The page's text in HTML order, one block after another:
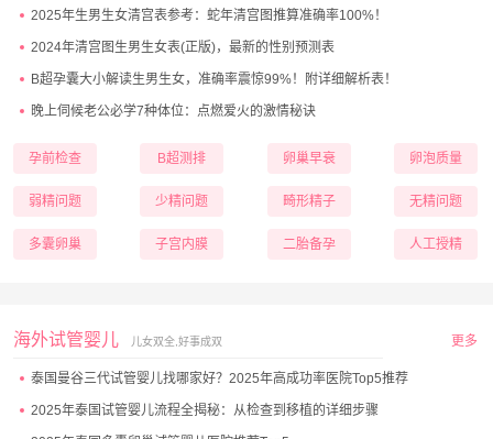
2025年生男生女清宫表参考：蛇年清宫图推算准确率100%！
2024年清宫图生男生女表(正版)，最新的性别预测表
B超孕囊大小解读生男生女，准确率震惊99%！附详细解析表！
晚上伺候老公必学7种体位：点燃爱火的激情秘诀
孕前检查 B超测排 卵巢早衰 卵泡质量
弱精问题 少精问题 畸形精子 无精问题
多囊卵巢 子宫内膜 二胎备孕 人工授精
海外试管婴儿 儿女双全,好事成双 更多
泰国曼谷三代试管婴儿找哪家好？2025年高成功率医院Top5推荐
2025年泰国试管婴儿流程全揭秘：从检查到移植的详细步骤